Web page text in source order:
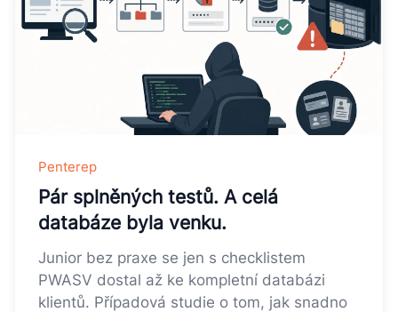
Penterep
Pár splněných testů. A celá
databáze byla venku.
Junior bez praxe se jen s checklistem
PWASV dostal až ke kompletní databázi
klientů. Případová studie o tom, jak snadno